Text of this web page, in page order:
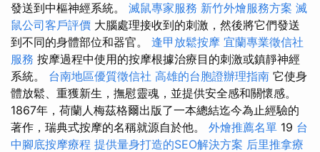
發送到中樞神經系統。 滅鼠專家服務 新竹外燴服務方案 滅
鼠公司客戶評價 大腦處理接收到的刺激，然後將它們發送
到不同的身體部位和器官。 逢甲放鬆按摩 宜蘭專業徵信社
服務 按摩過程中使用的按摩根據治療目的刺激或鎮靜神經
系統。 台南地區優質徵信社 高雄的台胞證辦理指南 它使身
體放鬆、重獲新生，撫慰靈魂，並提供安全感和關懷感。
1867年，荷蘭人梅茲格爾出版了一本總結迄今為止經驗的
著作，瑞典式按摩的名稱就源自於他。 外燴推薦名單 19 台
中腳底按摩療程 提供量身打造的SEO解決方案 后里推拿療